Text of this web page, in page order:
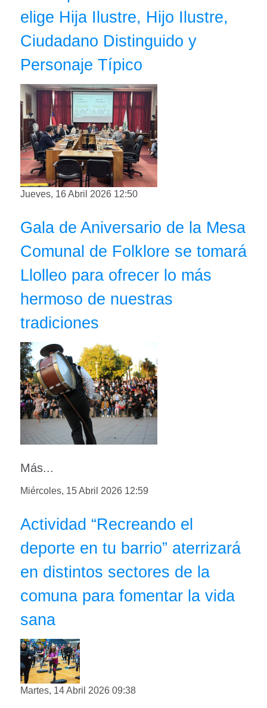
elige Hija Ilustre, Hijo Ilustre,
Ciudadano Distinguido y
Personaje Típico
Jueves, 16 Abril 2026 12:50
Gala de Aniversario de la Mesa
Comunal de Folklore se tomará
Llolleo para ofrecer lo más
hermoso de nuestras
tradiciones
Más...
Miércoles, 15 Abril 2026 12:59
Actividad “Recreando el
deporte en tu barrio” aterrizará
en distintos sectores de la
comuna para fomentar la vida
sana
Martes, 14 Abril 2026 09:38